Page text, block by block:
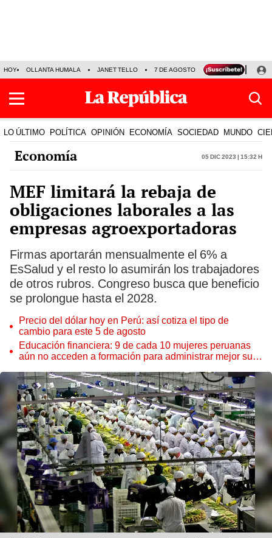
HOY OLLANTA HUMALA JANET TELLO 7 DE AGOSTO TINKA RESULTADOS
LO ÚLTIMO POLÍTICA OPINIÓN ECONOMÍA SOCIEDAD MUNDO
Economía 05 Dic 2023 | 15:32 h
MEF limitará la rebaja de
obligaciones laborales a las
empresas agroexportadoras
Firmas aportarán mensualmente el 6% a
EsSalud y el resto lo asumirán los trabajadores
de otros rubros. Congreso busca que beneficio
se prolongue hasta el 2028.
Precio del dólar hoy en Perú: así cotiza el tipo de
cambio para este 5 de agosto
Educación financiera: 9 de cada 10 mujeres peruanas
aún no acceden a formación para administrar mejor su